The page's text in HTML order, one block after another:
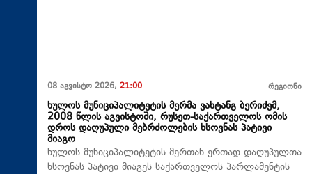
08 აგვისტო 2026, 21:00 რეგიონი
ხულოს მუნიციპალიტეტის მერმა ვახტანგ ბერიძემ,
2008 წლის აგვისტოში, რუსეთ-საქართველოს ომის
დროს დაღუპული მებრძოლების ხსოვნას პატივი
მიაგო
ხულოს მუნიციპალიტეტის მერთან ერთად დაღუპულთა
ხსოვნას პატივი მიაგეს საქართველოს პარლამენტის